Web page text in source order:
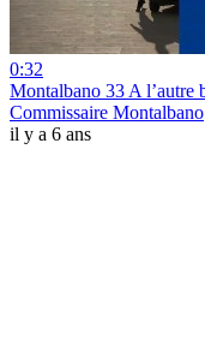
0:32
Montalbano 33 A l’autre
Commissaire Montalbano
il y a 6 ans